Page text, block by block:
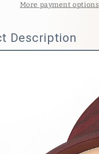
More payment options
Description